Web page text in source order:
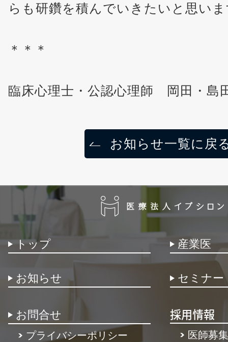
らも研鑽を積んでいきたいと思い
＊＊＊
臨床心理士・公認心理師 岡田・島
お知らせ一覧に戻
トップ
お知らせ
産業医
セミナー
お問合せ
プライバシーポリシー
採用情報
医師募